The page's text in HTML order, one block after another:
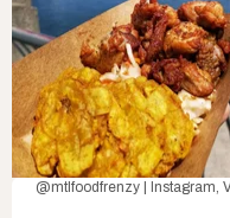
@mtlfoodfrenzy | Instagram